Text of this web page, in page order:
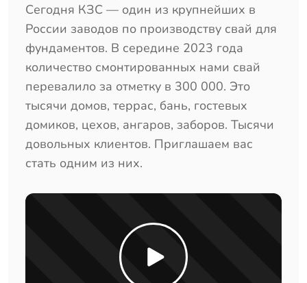
Сегодня КЗС — один из крупнейших в
России заводов по производству свай для
фундаментов. В середине 2023 года
количество смонтированных нами свай
перевалило за отметку в 300 000. Это
тысячи домов, террас, бань, гостевых
домиков, цехов, ангаров, заборов. Тысячи
довольных клиентов. Приглашаем вас
стать одним из них.